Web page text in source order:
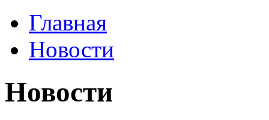
Главная
Новости
Новости